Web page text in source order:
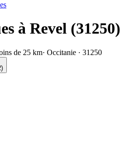
à Revel (31250)
de 25 km· Occitanie · 31250
)